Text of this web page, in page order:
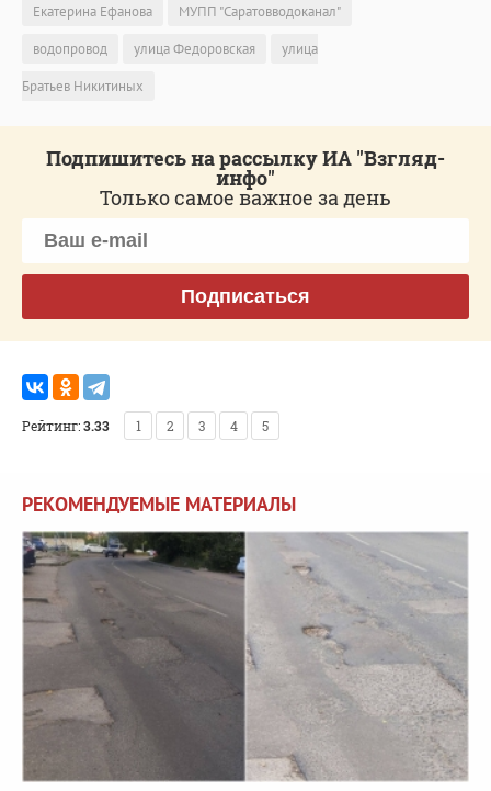
Екатерина Ефанова
МУПП "Саратовводоканал"
водопровод
улица Федоровская
улица
Братьев Никитиных
Подпишитесь на рассылку ИА "Взгляд-
инфо"
Только самое важное за день
Подписаться
Рейтинг:3.33 1 2 3 4 5
РЕКОМЕНДУЕМЫЕ МАТЕРИАЛЫ